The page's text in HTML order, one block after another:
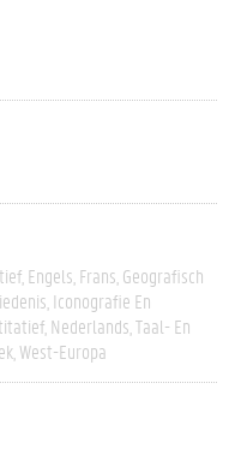
Engels Frans Geografisch
Iconografie En
Nederlands Taal- En
West-Europa